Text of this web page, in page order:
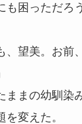
も困っただろ
、望美。お前
ままの幼馴染
変えた。